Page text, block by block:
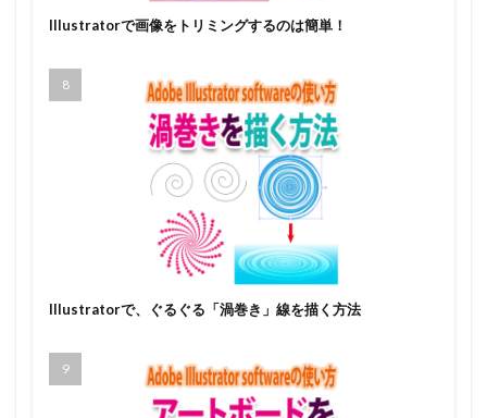
Illustratorで画像をトリミングするのは簡単！
Illustratorで、ぐるぐる「渦巻き」線を描く方法